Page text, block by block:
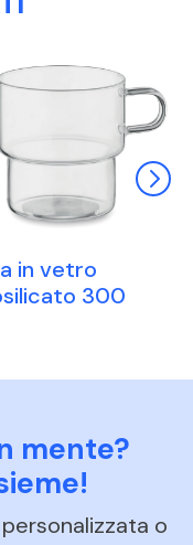
in vetro
300
mente?
o